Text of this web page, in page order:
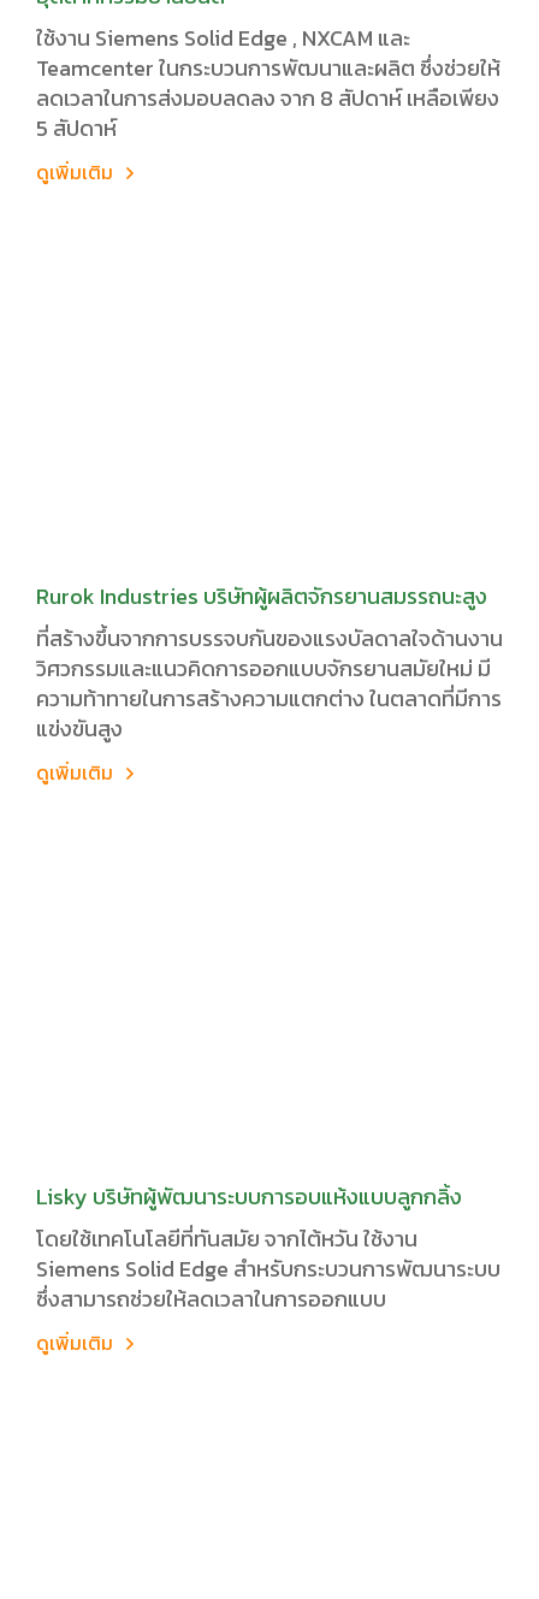
ใช้งาน Siemens Solid Edge , NXCAM และ
Teamcenter ในกระบวนการพัฒนาและผลิต ซึ่งช่วยให้
ลดเวลาในการส่งมอบลดลง จาก 8 สัปดาห์ เหลือเพียง
5 สัปดาห์
ดูเพิ่มเติม
Rurok Industries บริษัทผู้ผลิตจักรยานสมรรถนะสูง
ที่สร้างขึ้นจากการบรรจบกันของแรงบัลดาลใจด้านงาน
วิศวกรรมและแนวคิดการออกแบบจักรยานสมัยใหม่ มี
ความท้าทายในการสร้างความแตกต่าง ในตลาดที่มีการ
แข่งขันสูง
ดูเพิ่มเติม
Lisky บริษัทผู้พัฒนาระบบการอบแห้งแบบลูกกลิ้ง
โดยใช้เทคโนโลยีที่ทันสมัย จากไต้หวัน ใช้งาน
Siemens Solid Edge สำหรับกระบวนการพัฒนาระบบ
ซึ่งสามารถช่วยให้ลดเวลาในการออกแบบ
ดูเพิ่มเติม